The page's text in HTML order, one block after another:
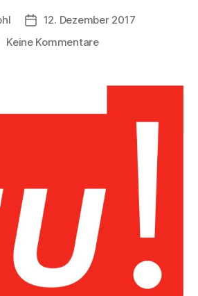
Beitragsdatum
12. Dezember 2017
Keine Kommentarezu
Vorsitzenden
Stefanie